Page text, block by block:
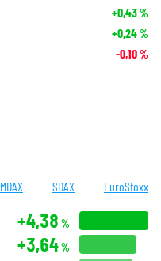
+0,43%
+0,24%
-0,10%
MDAX SDAX EuroStoxx
+4,38 %
+3,64%